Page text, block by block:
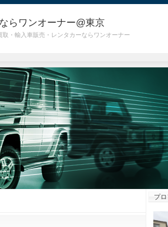
らワンオーナー@東京
・輸入車販売・レンタカーならワンオーナー
プ